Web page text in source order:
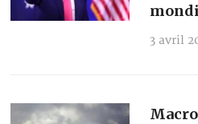
3 avril